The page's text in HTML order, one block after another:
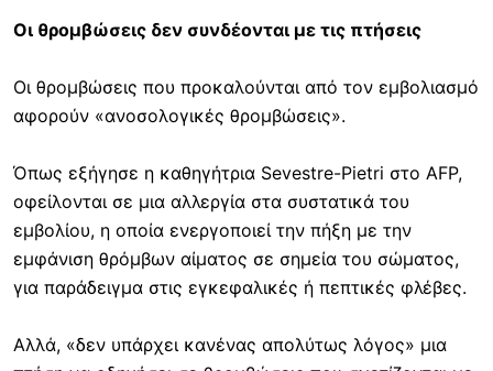
Οι θρομβώσεις δεν συνδέονται με τις πτήσεις
Οι θρομβώσεις που προκαλούνται από τον εμβολιασμό
αφορούν «ανοσολογικές θρομβώσεις».
Όπως εξήγησε η καθηγήτρια Sevestre-Pietri στο AFP,
οφείλονται σε μια αλλεργία στα συστατικά του
εμβολίου, η οποία ενεργοποιεί την πήξη με την
εμφάνιση θρόμβων αίματος σε σημεία του σώματος,
για παράδειγμα στις εγκεφαλικές ή πεπτικές φλέβες.
Αλλά, «δεν υπάρχει κανένας απολύτως λόγος» μια